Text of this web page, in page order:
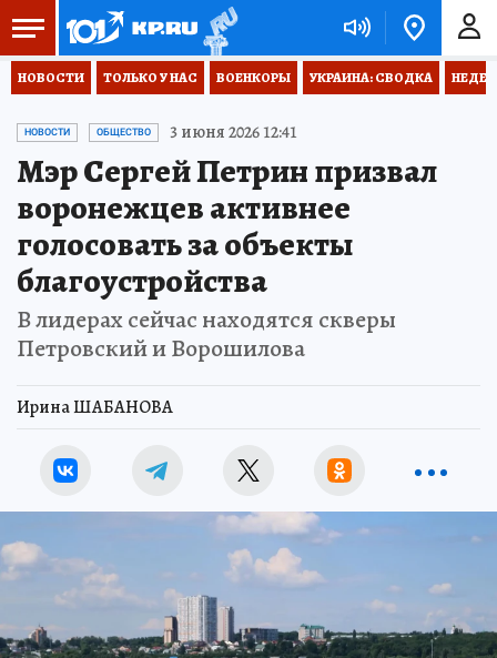
НОВОСТИ ТОЛЬКО У НАС ВОЕНКОРЫ УКРАИНА: СВОДКА
НОВОСТИ ОБЩЕСТВО 3 июня 2026 12:41
Мэр Сергей Петрин призвал
воронежцев активнее
голосовать за объекты
благоустройства
В лидерах сейчас находятся скверы
Петровский и Ворошилова
Ирина ШАБАНОВА